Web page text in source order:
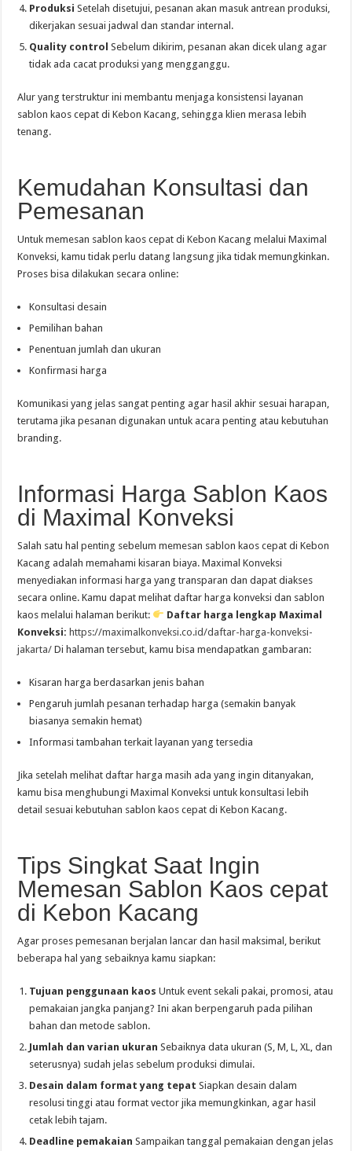
Produksi Setelah disetujui, pesanan akan masuk antrean produksi,
dikerjakan sesuai jadwal dan standar internal.
Quality control Sebelum dikirim, pesanan akan dicek ulang agar
tidak ada cacat produksi yang mengganggu.
Alur yang terstruktur ini membantu menjaga konsistensi layanan
sablon kaos cepat di Kebon Kacang, sehingga klien merasa lebih
tenang.
Kemudahan Konsultasi dan
Pemesanan
Untuk memesan sablon kaos cepat di Kebon Kacang melalui Maximal
Konveksi, kamu tidak perlu datang langsung jika tidak memungkinkan.
Proses bisa dilakukan secara online:
Konsultasi desain
Pemilihan bahan
Penentuan jumlah dan ukuran
Konfirmasi harga
Komunikasi yang jelas sangat penting agar hasil akhir sesuai harapan,
terutama jika pesanan digunakan untuk acara penting atau kebutuhan
branding.
Informasi Harga Sablon Kaos
di Maximal Konveksi
Salah satu hal penting sebelum memesan sablon kaos cepat di Kebon
Kacang adalah memahami kisaran biaya. Maximal Konveksi
menyediakan informasi harga yang transparan dan dapat diakses
secara online. Kamu dapat melihat daftar harga konveksi dan sablon
kaos melalui halaman berikut:
Daftar harga lengkap Maximal
Konveksi: https://maximalkonveksi.co.id/daftar-harga-konveksi-
jakarta/ Di halaman tersebut, kamu bisa mendapatkan gambaran:
Kisaran harga berdasarkan jenis bahan
Pengaruh jumlah pesanan terhadap harga (semakin banyak
biasanya semakin hemat)
Informasi tambahan terkait layanan yang tersedia
Jika setelah melihat daftar harga masih ada yang ingin ditanyakan,
kamu bisa menghubungi Maximal Konveksi untuk konsultasi lebih
detail sesuai kebutuhan sablon kaos cepat di Kebon Kacang.
Tips Singkat Saat Ingin
Memesan Sablon Kaos cepat
di Kebon Kacang
Agar proses pemesanan berjalan lancar dan hasil maksimal, berikut
beberapa hal yang sebaiknya kamu siapkan:
Tujuan penggunaan kaos Untuk event sekali pakai, promosi, atau
pemakaian jangka panjang? Ini akan berpengaruh pada pilihan
bahan dan metode sablon.
Jumlah dan varian ukuran Sebaiknya data ukuran (S, M, L, XL, dan
seterusnya) sudah jelas sebelum produksi dimulai.
Desain dalam format yang tepat Siapkan desain dalam
resolusi tinggi atau format vector jika memungkinkan, agar hasil
cetak lebih tajam.
Deadline pemakaian Sampaikan tanggal pemakaian dengan jelas